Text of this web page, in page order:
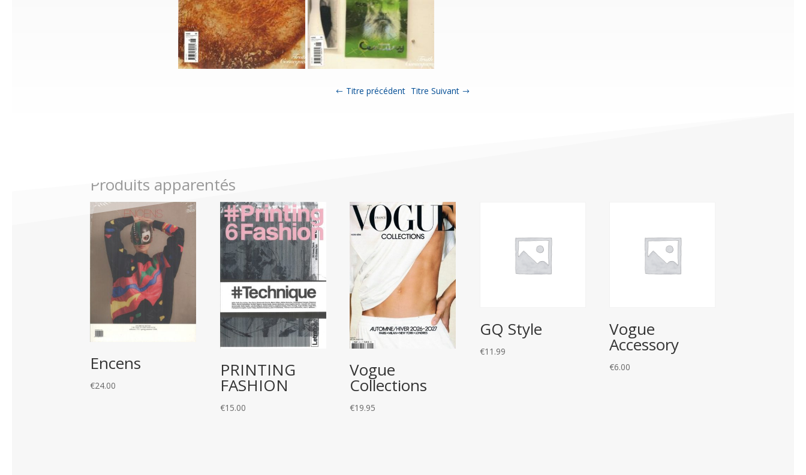
Titre précédent Titre Suivant
Produits apparentés
Encens
€24.00
PRINTING
FASHION
€15.00
Vogue
Collections
€19.95
GQ Style
€11.99
Vogue
Accessory
€6.00